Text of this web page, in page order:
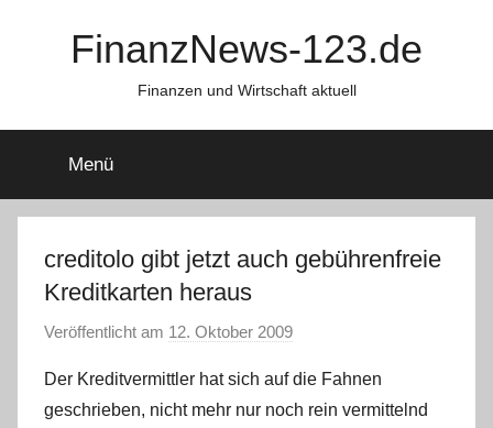
FinanzNews-123.de
Finanzen und Wirtschaft aktuell
Menü
creditolo gibt jetzt auch gebührenfreie
Kreditkarten heraus
Veröffentlicht am 12. Oktober 2009
n
C
Der Kreditvermittler hat sich auf die Fahnen
geschrieben, nicht mehr nur noch rein vermittelnd